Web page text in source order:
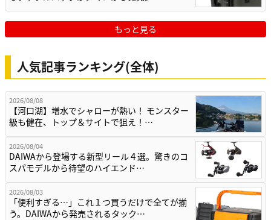
もっと見る
人気記事ランキング(全体)
2026/08/08
【河口湖】増水でシャローが熱い！ モンスター
級も健在、トップ＆サイトで狙え！…
2026/08/04
DAIWAから登場する新型リール４選。驚きのコ
スパモデルから待望のハイエンド…
2026/08/03
「便利すぎる…」これ１つ買うだけで全てが揃
う。DAIWAから発売されるタック…